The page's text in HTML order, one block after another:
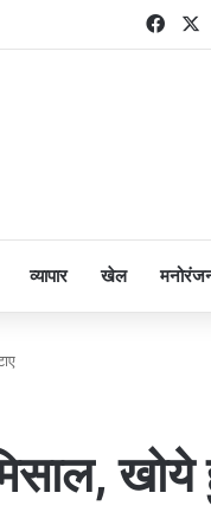
व्यापार खेल